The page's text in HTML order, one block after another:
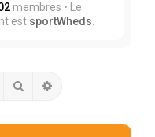
membres • Le
est sportWheds
Rechercher